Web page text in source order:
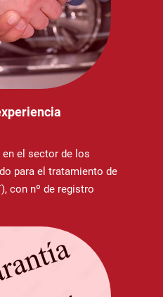
en el sector de los
para el tratamiento de
con nº de registro